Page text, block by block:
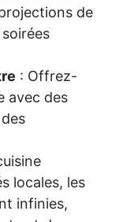
de
: Offrez-
avec des
locales, les
infinies,